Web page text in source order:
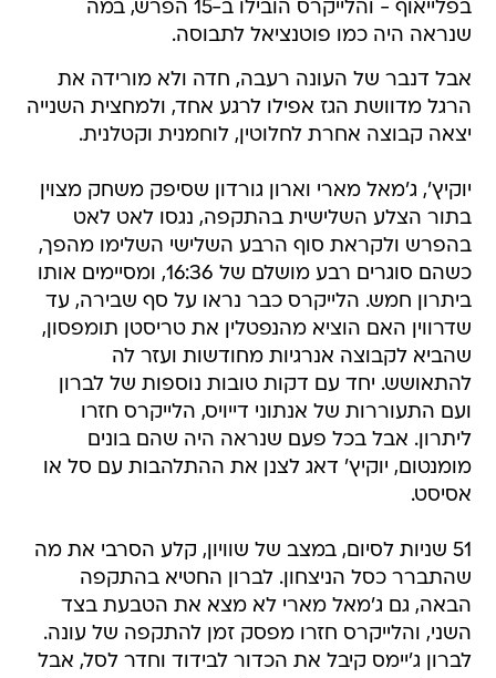
בפלייאוף - והלייקרס הובילו ב-15 הפרש, במה
שנראה היה כמו פוטנציאל לתבוסה.
אבל דנבר של העונה רעבה, חדה ולא מורידה את
הרגל מדוושת הגז אפילו לרגע אחד, ולמחצית השנייה
יצאה קבוצה אחרת לחלוטין, לוחמנית וקטלנית.
יוקיץ', ג'מאל מארי וארון גורדון שסיפק משחק מצוין
בתור הצלע השלישית בהתקפה, נגסו לאט לאט
בהפרש ולקראת סוף הרבע השלישי השלימו מהפך,
כשהם סוגרים רבע מושלם של 16:36, ומסיימים אותו
ביתרון חמש. הלייקרס כבר נראו על סף שבירה, עד
שדרווין האם הוציא מהנפטלין את טריסטן תומפסון,
שהביא לקבוצה אנרגיות מחודשות ועזר לה
להתאושש. יחד עם דקות טובות נוספות של לברון
ועם התעוררות של אנתוני דייויס, הלייקרס חזרו
ליתרון. אבל בכל פעם שנראה היה שהם בונים
מומנטום, יוקיץ' דאג לצנן את ההתלהבות עם סל או
אסיסט.
51 שניות לסיום, במצב של שוויון, קלע הסרבי את מה
שהתברר כסל הניצחון. לברון החטיא בהתקפה
הבאה, גם ג'מאל מארי לא מצא את הטבעת בצד
השני, והלייקרס חזרו מפסק זמן להתקפה של עונה.
לברון ג'יימס קיבל את הכדור לבידוד וחדר לסל, אבל